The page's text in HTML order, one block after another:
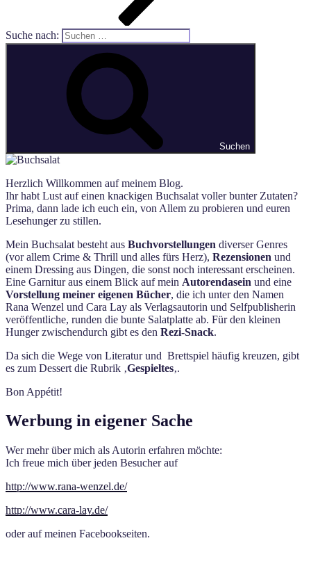
Suche nach:
Suchen
Herzlich Willkommen auf meinem Blog.
Ihr habt Lust auf einen knackigen Buchsalat voller bunter Zutaten?
Prima, dann lade ich euch ein, von Allem zu probieren und euren
Lesehunger zu stillen.
Mein Buchsalat besteht aus Buchvorstellungen diverser Genres
(vor allem Crime & Thrill und alles fürs Herz), Rezensionen und
einem Dressing aus Dingen, die sonst noch interessant erscheinen.
Eine Garnitur aus einem Blick auf mein Autorendasein und eine
Vorstellung meiner eigenen Bücher, die ich unter den Namen
Rana Wenzel und Cara Lay als Verlagsautorin und Selfpublisherin
veröffentliche, runden die bunte Salatplatte ab. Für den kleinen
Hunger zwischendurch gibt es den Rezi-Snack.
Da sich die Wege von Literatur und Brettspiel häufig kreuzen, gibt
es zum Dessert die Rubrik ‚Gespieltes‚.
Bon Appétit!
Werbung in eigener Sache
Wer mehr über mich als Autorin erfahren möchte:
Ich freue mich über jeden Besucher auf
http://www.rana-wenzel.de/
http://www.cara-lay.de/
oder auf meinen Facebookseiten.